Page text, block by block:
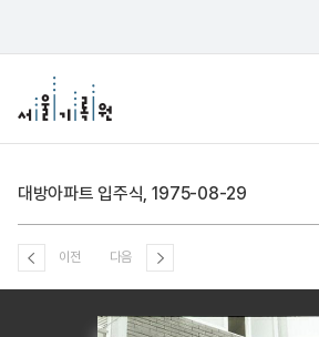
대방아파트 입주식, 1975-08-29
이전 다음